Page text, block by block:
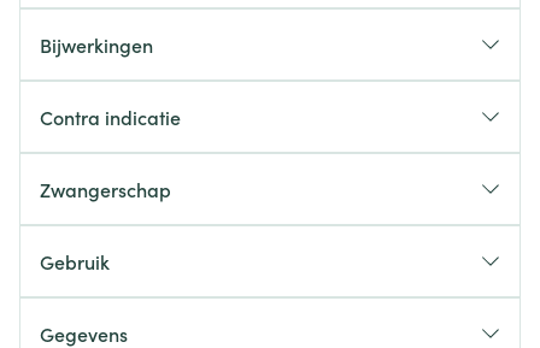
Bijwerkingen
Contra indicatie
Zwangerschap
Gebruik
Gegevens